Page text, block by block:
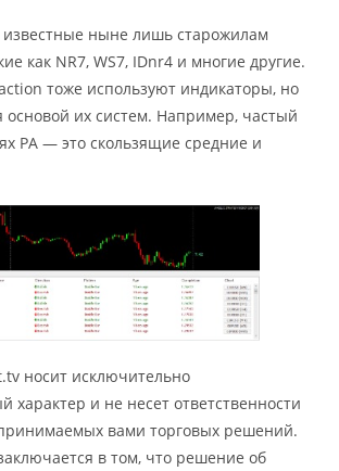
ныне лишь старожилам
как NR7, WS7, IDnr4 и многие другие.
тоже используют индикаторы, но
основой их систем. Например, частый
PA — это скользящие средние и
носит исключительно
характер и не несет ответственности
вами торговых решений.
в том, что решение об